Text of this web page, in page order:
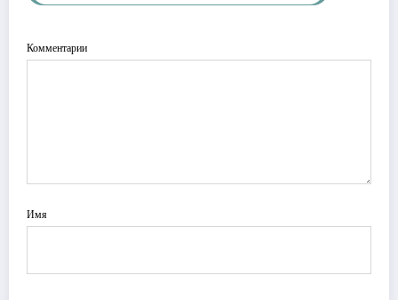
Комментарии
Имя